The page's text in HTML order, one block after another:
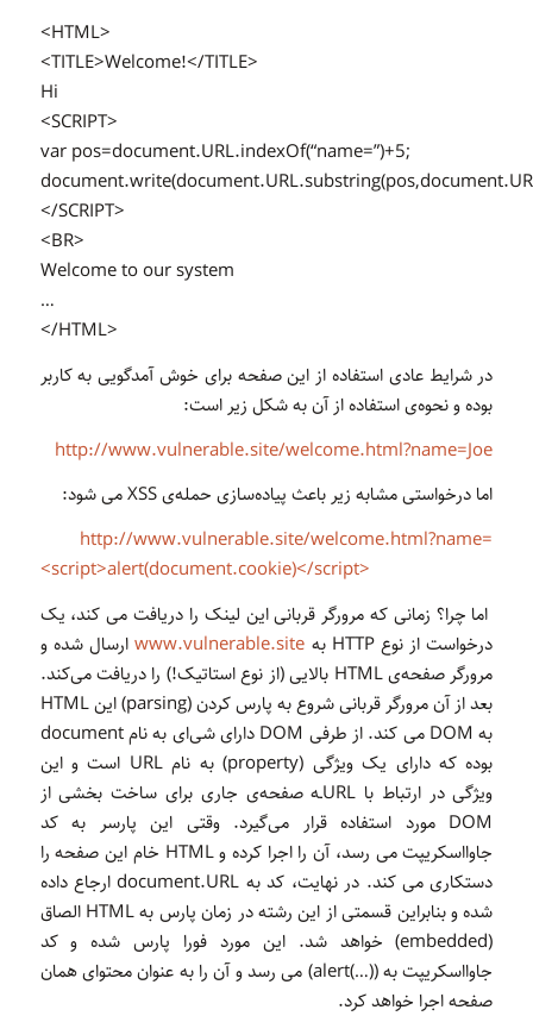
<HTML>
<TITLE>Welcome!</TITLE>
Hi
<SCRIPT>
var pos=document.URL.indexOf(“name=”)+5;
</SCRIPT>
<BR>
Welcome to our system
…
</HTML>
در شرایط عادی استفاده از این صفحه برای خوش آمد‌گویی به کاربر
بوده و نحوه‌ی استفاده از آن به شکل زیر است:
http://www.vulnerable.site/welcome.html?name=Joe
اما درخواستی مشابه زیر باعث پیاده‌سازی حمله‌ی XSS می شود:
http://www.vulnerable.site/welcome.html?name=
<script>alert(document.cookie)</script>
اما چرا؟ زمانی که مرورگر قربانی این لینک را دریافت می کند،‌ یک
درخواست از نوع HTTP به
www.vulnerable.siteارسال شده و
مرورگر صفحه‌ی HTML بالایی (از نوع استاتیک!) را دریافت می‌کند.
بعد از آن مرورگر قربانی شروع به پارس کردن (parsing) این HTML
به DOM می کند. از طرفی DOM دارای شی‌ای به نام document
بوده که دارای یک ویژگی (property) به نام URL است و این
ویژگی در ارتباط با URLـه صفحه‌ی جاری برای ساخت بخشی از
DOM مورد استفاده قرار می‌گیرد. وقتی این پارسر به کد
جاوااسکریپت می رسد، آن را اجرا کرده و HTML خام این صفحه را
دستکاری می کند. در نهایت، کد به document.URL ارجاع داده
شده و بنابراین قسمتی از این رشته در زمان پارس به HTML الصاق
(embedded) خواهد شد. این مورد فورا پارس شده و کد
جاوااسکریپت به ((…)alert) می رسد و آن را به عنوان محتوای همان
صفحه اجرا خواهد کرد.